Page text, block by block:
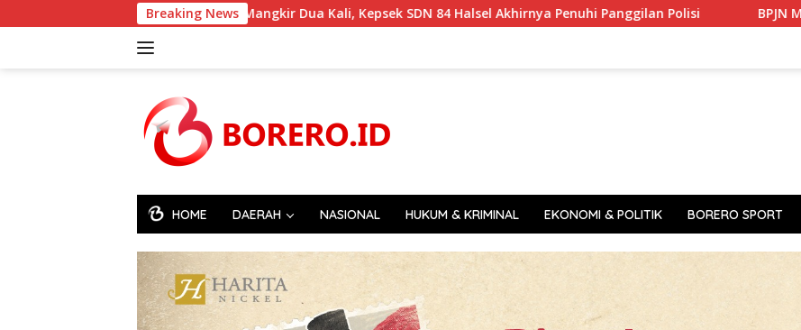
ke
Breaking News
Sempat Mangkir Dua Kali, Kepsek SDN 84 Halsel Akhirnya Penuhi Panggilan Polisi BPJN Malut Selesai
HOME DAERAH NASIONAL HUKUM & KRIMINAL EKONOMI & POLITIK BORERO SPORT